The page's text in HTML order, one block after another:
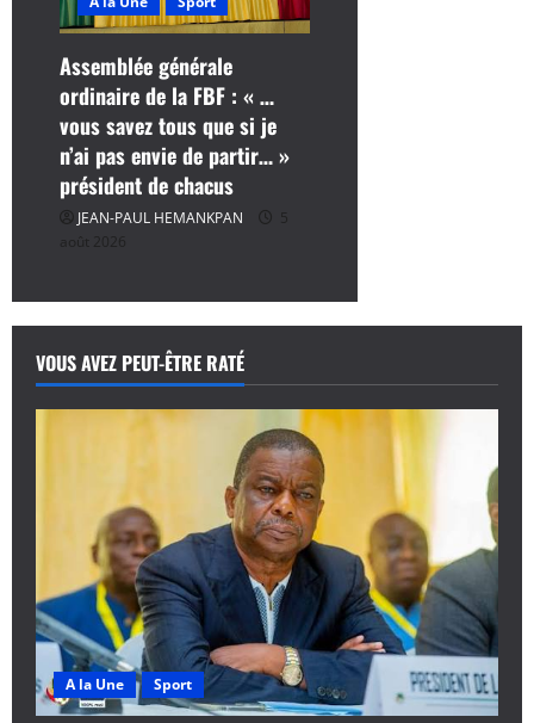
Assemblée générale
ordinaire de la FBF : « …
vous savez tous que si je
n’ai pas envie de partir… »
président de chacus
JEAN-PAUL HEMANKPAN
5
août 2026
VOUS AVEZ PEUT-ÊTRE RATÉ
A la Une Sport